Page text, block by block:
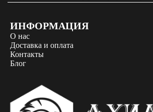
ИНФОРМАЦИЯ
О нас
Доставка и оплата
Контакты
Блог